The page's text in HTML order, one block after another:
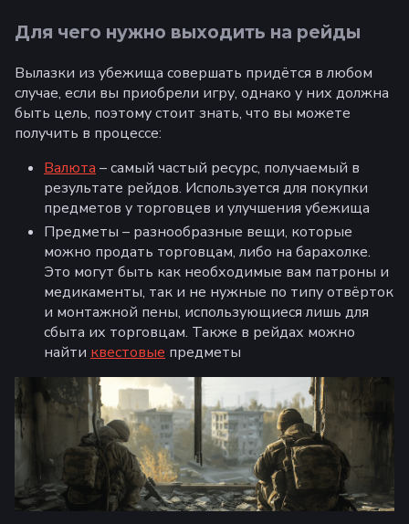
Для чего нужно выходить на рейды
Вылазки из убежища совершать придётся в любом
случае, если вы приобрели игру, однако у них должна
быть цель, поэтому стоит знать, что вы можете
получить в процессе:
Валюта – самый частый ресурс, получаемый в
результате рейдов. Используется для покупки
предметов у торговцев и улучшения убежища
Предметы – разнообразные вещи, которые
можно продать торговцам, либо на барахолке.
Это могут быть как необходимые вам патроны и
медикаменты, так и не нужные по типу отвёрток
и монтажной пены, использующиеся лишь для
сбыта их торговцам. Также в рейдах можно
найти квестовые предметы